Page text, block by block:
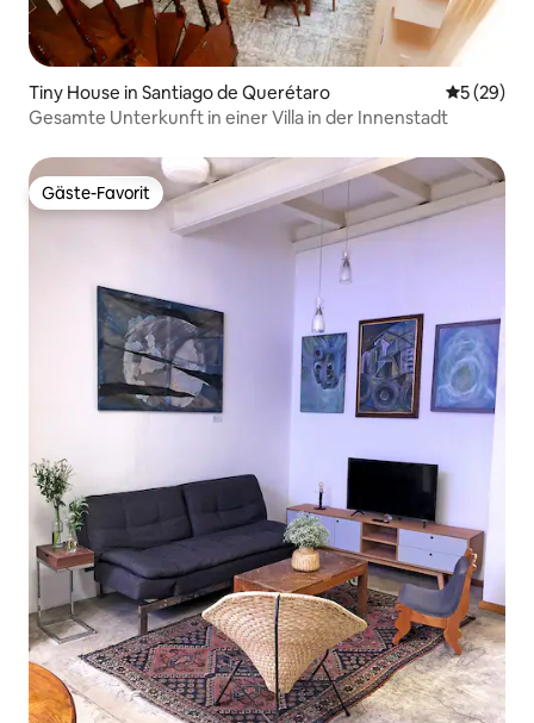
Tiny House in Santiago de Querétaro
5 (29)
Gesamte Unterkunft in einer Villa in der Innenstadt
Gäste-Favorit
Gäste-Favorit